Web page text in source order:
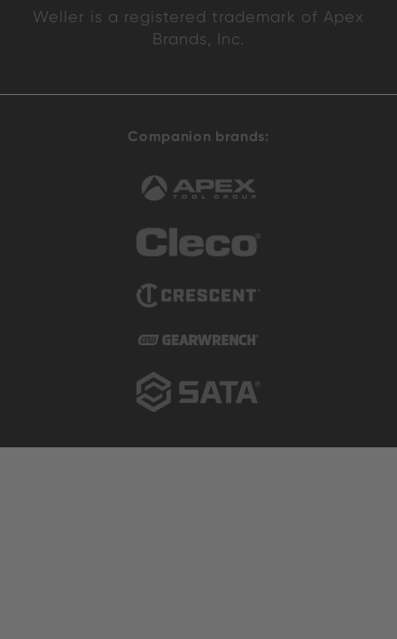
Weller is a registered trademark of Apex
Brands, Inc.
Companion brands: